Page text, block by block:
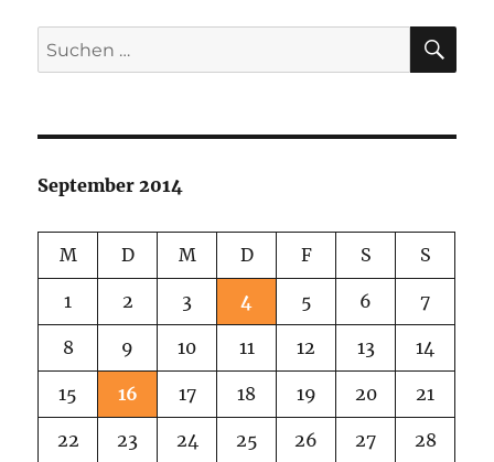
Suchen
nach:
September 2014
M D M D F S S
1 2 3 4 5 6 7
8 9 10 11 12 13 14
15 16 17 18 19 20 21
22 23 24 25 26 27 28